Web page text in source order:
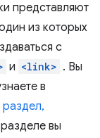
представляют
из которых
с
и <link> . Вы
в
раздел,
вы